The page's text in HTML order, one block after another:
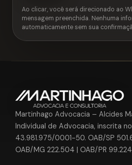
Ao clicar, você será direcionado ao
mensagem preenchida. Nenhuma
automaticamente sem sua
Martinhago Advocacia – Alcides
Individual de Advocacia, inscrita no
43.981.975/0001-50. OAB/SP
OAB/MG 222.504 | OAB/PR